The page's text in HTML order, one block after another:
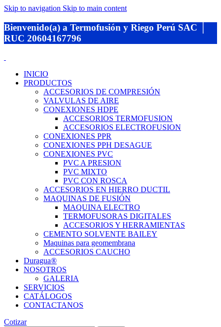
Skip to navigation Skip to main content
Bienvenido(a) a Termofusión y Riego Perú SAC │
RUC 20604167796
INICIO
PRODUCTOS
ACCESORIOS DE COMPRESIÓN
VALVULAS DE AIRE
CONEXIONES HDPE
ACCESORIOS TERMOFUSION
ACCESORIOS ELECTROFUSION
CONEXIONES PPR
CONEXIONES PPH DESAGUE
CONEXIONES PVC
PVC A PRESION
PVC MIXTO
PVC CON ROSCA
ACCESORIOS EN HIERRO DUCTIL
MAQUINAS DE FUSIÓN
MAQUINA ELECTRO
TERMOFUSORAS DIGITALES
ACCESORIOS Y HERRAMIENTAS
CEMENTO SOLVENTE BAILEY
Maquinas para geomembrana
ACCESORIOS CAUCHO
Duragua®
NOSOTROS
GALERIA
SERVICIOS
CATÁLOGOS
CONTACTANOS
Cotizar